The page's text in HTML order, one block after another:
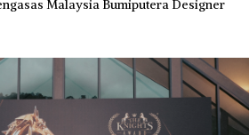
Malaysia Bumiputera Designer